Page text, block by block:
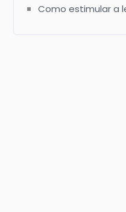
Como estimular a